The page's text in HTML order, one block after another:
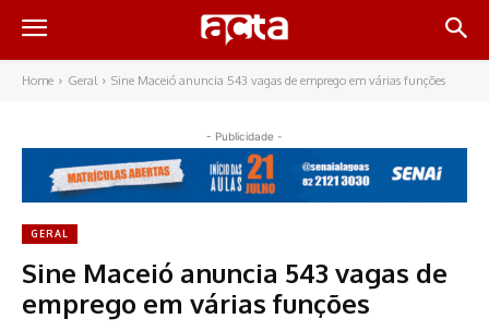
Home Geral Sine Maceió anuncia 543 vagas de emprego em várias funções
- Publicidade -
GERAL
Sine Maceió anuncia 543 vagas de
emprego em várias funções